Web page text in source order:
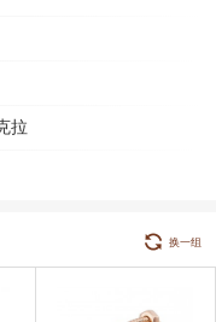
拉
换一组